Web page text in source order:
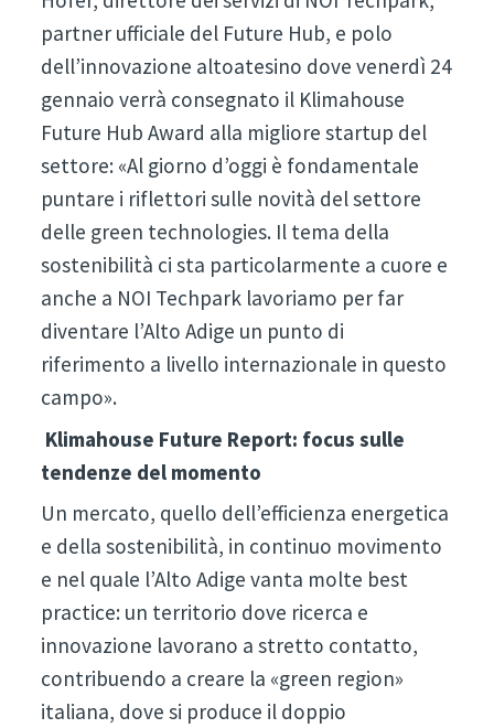
partner ufficiale del Future Hub, e polo
dell’innovazione altoatesino dove venerdì 24
gennaio verrà consegnato il Klimahouse
Future Hub Award alla migliore startup del
settore: «Al giorno d’oggi è fondamentale
puntare i riflettori sulle novità del settore
delle green technologies. Il tema della
sostenibilità ci sta particolarmente a cuore e
anche a NOI Techpark lavoriamo per far
diventare l’Alto Adige un punto di
riferimento a livello internazionale in questo
campo».
Klimahouse Future Report: focus sulle
tendenze del momento
Un mercato, quello dell’efficienza energetica
e della sostenibilità, in continuo movimento
e nel quale l’Alto Adige vanta molte best
practice: un territorio dove ricerca e
innovazione lavorano a stretto contatto,
contribuendo a creare la «green region»
italiana, dove si produce il doppio